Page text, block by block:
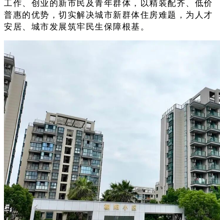
工作、创业的新市民及青年群体，以精装配齐、低价
普惠的优势，切实解决城市新群体住房难题，为人才
安居、城市发展筑牢民生保障根基。